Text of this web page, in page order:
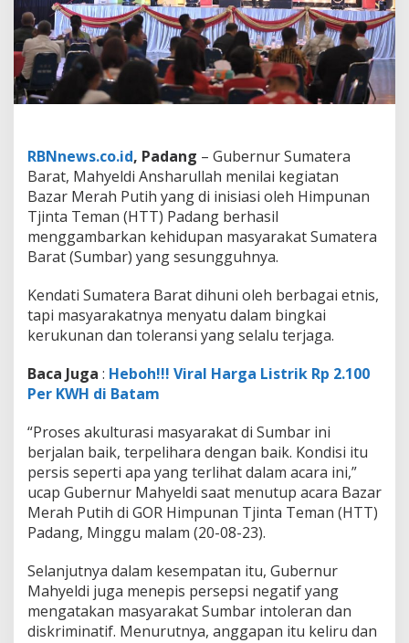
u
p
B
a
z
r
r
h
P
u
t
i
h
T
T
P
d
a
n
RBNnews.co.id, Padang – Gubernur Sumatera
Barat, Mahyeldi Ansharullah menilai kegiatan
Bazar Merah Putih yang di inisiasi oleh Himpunan
Tjinta Teman (HTT) Padang berhasil
menggambarkan kehidupan masyarakat Sumatera
Barat (Sumbar) yang sesungguhnya.
Kendati Sumatera Barat dihuni oleh berbagai etnis,
tapi masyarakatnya menyatu dalam bingkai
kerukunan dan toleransi yang selalu terjaga.
Baca Juga : Heboh!!! Viral Harga Listrik Rp 2.100
Per KWH di Batam
“Proses akulturasi masyarakat di Sumbar ini
berjalan baik, terpelihara dengan baik. Kondisi itu
persis seperti apa yang terlihat dalam acara ini,”
ucap Gubernur Mahyeldi saat menutup acara Bazar
Merah Putih di GOR Himpunan Tjinta Teman (HTT)
Padang, Minggu malam (20-08-23).
Selanjutnya dalam kesempatan itu, Gubernur
Mahyeldi juga menepis persepsi negatif yang
mengatakan masyarakat Sumbar intoleran dan
diskriminatif. Menurutnya, anggapan itu keliru dan